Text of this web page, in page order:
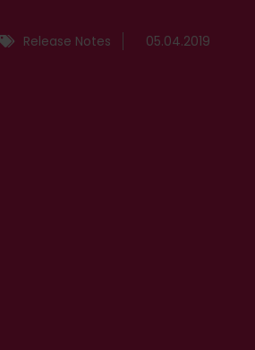
Release Notes 05.04.2019